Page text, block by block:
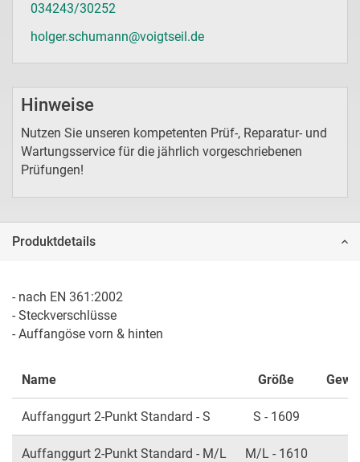
034243/30252
holger.schumann@voigtseil.de
Hinweise
Nutzen Sie unseren kompetenten Prüf-, Reparatur- und
Wartungsservice für die jährlich vorgeschriebenen
Prüfungen!
Produktdetails
- nach EN 361:2002
- Steckverschlüsse
- Auffangöse vorn & hinten
Name Größe
Auffanggurt 2-Punkt Standard - S S - 1609
Auffanggurt 2-Punkt Standard - M/L M/L - 1610